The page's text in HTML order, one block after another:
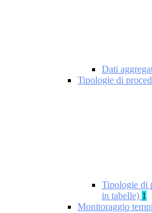
Dati
Tipologie di
Tipologie di
in tabelle) 1
Monitoraggio